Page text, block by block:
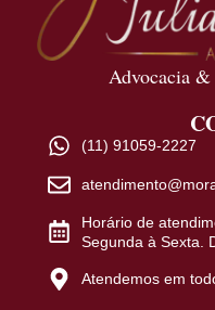
Advocacia
(11) 91059-2227
Horário de
Segunda à Sexta.
Atendemos em